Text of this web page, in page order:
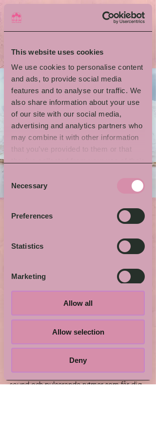
This website uses cookies
We use cookies to personalise content
and ads, to provide social media
features and to analyse our traffic. We
also share information about your use
of our site with our social media,
advertising and analytics partners who
may combine it with other information
that you’ve provided to them or that
Selection
Necessary
Preferences
Statistics
Marketing
Show details
Allow all
Allow selection
Deny
Le Cumbinate
Ett eklektiskt band bestående av sju
influenser, vars groove är lika livfullt som
poetiskt. Ett band som rör sig i de glada
och medryckande rytmerna från
Latinamerika, med hela dess afroarv.
Le Cumbinate är en resa genom tid och
rum – från Brasiliens och Colombias
uråldriga rytmer till mer moderna uttryck
Låt dig svepas med av deras drivande
sound och pulserande rytmer som får dig